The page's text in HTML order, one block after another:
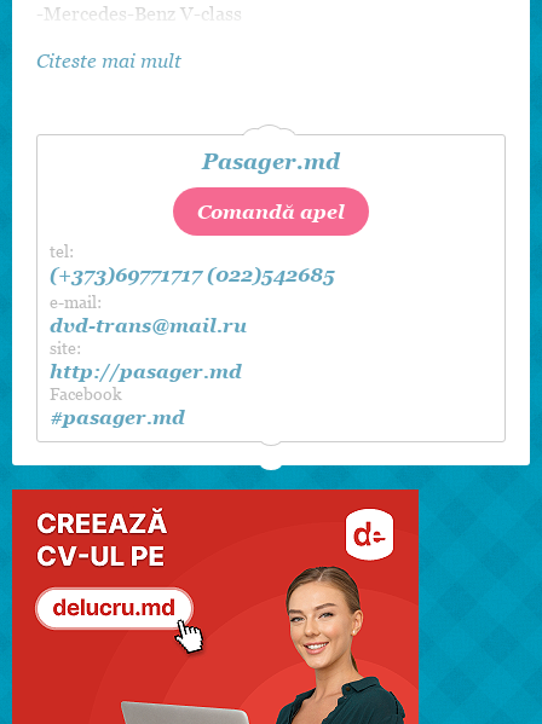
-Mercedes-Benz V-class
Trasnportul se ofere doar cu sofer.
Citeste mai mult
Pasager.md
Comandă apel
tel:
(+373)69771717 (022)542685
e-mail:
dvd-trans@mail.ru
site:
http://pasager.md
Facebook
#pasager.md